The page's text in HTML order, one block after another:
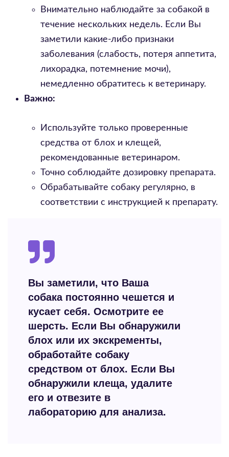
Внимательно наблюдайте за собакой в
течение нескольких недель. Если Вы
заметили какие-либо признаки
заболевания (слабость, потеря аппетита,
лихорадка, потемнение мочи),
немедленно обратитесь к ветеринару.
Важно:
Используйте только проверенные
средства от блох и клещей,
рекомендованные ветеринаром.
Точно соблюдайте дозировку препарата.
Обрабатывайте собаку регулярно, в
соответствии с инструкцией к препарату.
Вы заметили, что Ваша
собака постоянно чешется и
кусает себя. Осмотрите ее
шерсть. Если Вы обнаружили
блох или их экскременты,
обработайте собаку
средством от блох. Если Вы
обнаружили клеща, удалите
его и отвезите в
лабораторию для анализа.